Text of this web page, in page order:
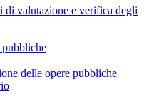
valutazione e verifica degli
delle opere pubbliche